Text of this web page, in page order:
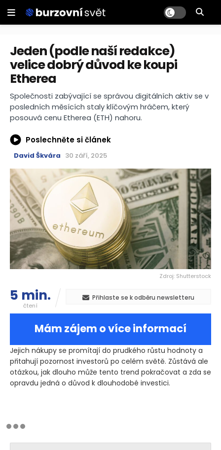
Jeden (podle naší redakce)
velice dobrý důvod ke koupi
Etherea
Společnosti zabývající se správou digitálních aktiv se v
posledních měsících staly klíčovým hráčem, který
posouvá cenu Etherea (ETH) nahoru.
Poslechněte si článek
David Škvára 30 září, 2025
Zdroj: Shutterstock
5 min.
čtení
Přihlaste se k odběru newsletteru
Mám zájem o více informací
Jejich nákupy se promítají do prudkého růstu hodnoty a
přitahují pozornost investorů po celém světě. Zůstává ale
otázkou, jak dlouho může tento trend pokračovat a zda se
opravdu jedná o důvod k dlouhodobé investici.